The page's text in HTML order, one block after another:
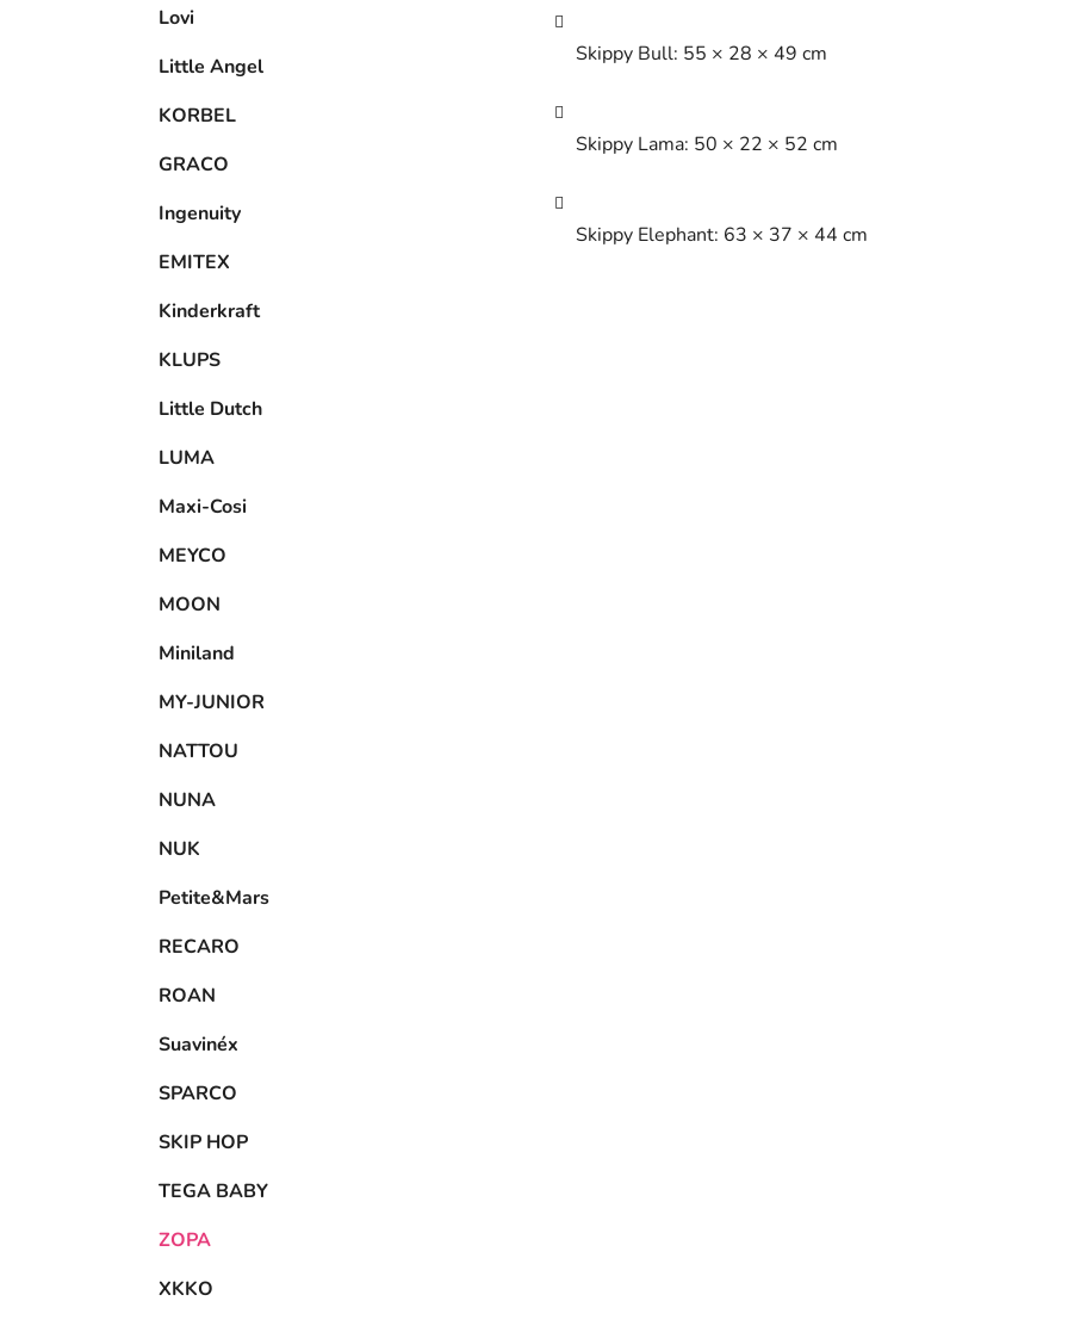
Lovi
Little Angel
KORBEL
GRACO
Ingenuity
EMITEX
Kinderkraft
KLUPS
Little Dutch
LUMA
Maxi-Cosi
MEYCO
MOON
Miniland
MY-JUNIOR
NATTOU
NUNA
NUK
Petite&Mars
RECARO
ROAN
Suavinéx
SPARCO
SKIP HOP
TEGA BABY
ZOPA
XKKO
Skippy Bull: 55 × 28 × 49 cm
Skippy Lama: 50 × 22 × 52 cm
Skippy Elephant: 63 × 37 × 44 cm